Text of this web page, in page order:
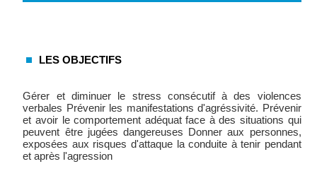
LES OBJECTIFS
Gérer et diminuer le stress consécutif à des violences
verbales Prévenir les manifestations d'agréssivité. Prévenir
et avoir le comportement adéquat face à des situations qui
peuvent être jugées dangereuses Donner aux personnes,
exposées aux risques d'attaque la conduite à tenir pendant
et après l'agression